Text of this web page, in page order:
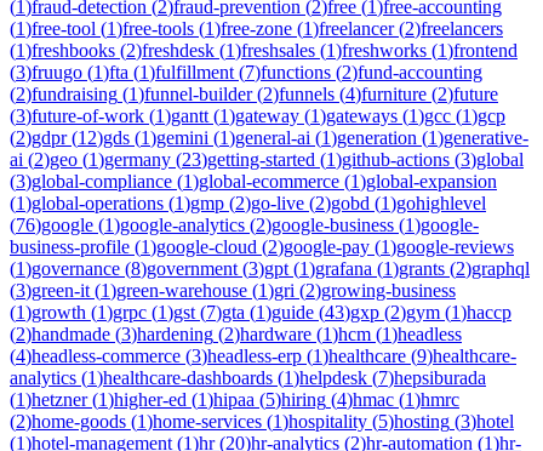
(1)fraud-detection (2)fraud-prevention (2)free (1)free-accounting
(1)free-tool (1)free-tools (1)free-zone (1)freelancer(2)freelancers
(1)freshbooks (2)freshdesk (1)freshsales (1)freshworks (1)frontend
(3)fruugo (1)fta (1)fulfillment (7)functions (2)fund-accounting
(2)fundraising (1)funnel-builder(2)funnels (4)furniture (2)future
(3)future-of-work (1)gantt (1)gateway (1)gateways (1)gcc (1)gcp
(2)gdpr(12)gds (1)gemini (1)general-ai (1)generation (1)generative-
ai (2)geo (1)germany (23)getting-started (1)github-actions (3)global
(3)global-compliance (1)global-ecommerce (1)global-expansion
(1)global-operations (1)gmp (2)go-live (2)gobd (1)gohighlevel
(76)google (1)google-analytics (2)google-business (1)google-
business-profile (1)google-cloud (2)google-pay (1)google-reviews
(1)governance (8)government (3)gpt (1)grafana (1)grants (2)graphql
(3)green-it (1)green-warehouse (1)gri (2)growing-business
(1)growth (1)grpc (1)gst (7)gta (1)guide (43)gxp (2)gym (1)haccp
(2)handmade (3)hardening (2)hardware (1)hcm (1)headless
(4)headless-commerce (3)headless-erp (1)healthcare (9)healthcare-
analytics (1)healthcare-dashboards (1)helpdesk (7)hepsiburada
(1)hetzner(1)higher-ed (1)hipaa (5)hiring (4)hmac (1)hmrc
(2)home-goods (1)home-services (1)hospitality (5)hosting (3)hotel
(1)hotel-management (1)hr(20)hr-analytics (2)hr-automation (1)hr-